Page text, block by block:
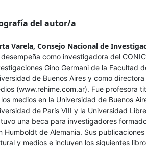
del autor/a
Varela, Consejo Nacional de
desempeña como investigadora del
Gino Germani de la Facultad
de Buenos Aires y como
(www.rehime.com.ar). Fue profesora
medios en la Universidad de Buenos
de París VIII y la Universidad
una beca para investigadores
Humboldt de Alemania. Sus
y medios e incluyen los siguientes